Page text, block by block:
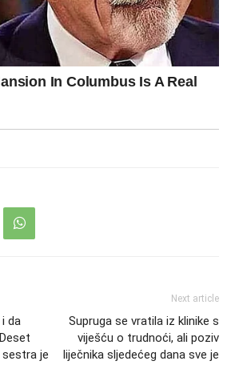
da
sestra je
Next article
Supruga se vratila iz klinike s
viješću o trudnoći, ali poziv
liječnika sljedećeg dana sve je